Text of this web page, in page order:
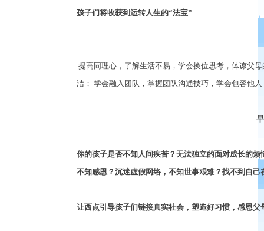
孩子们将收获到运转人生的“法宝”
提高同理心，了解生活不易，学会换位思考，体谅父
洁； 学会融入团队，掌握团队沟通技巧，学会包容他
你的孩子是否不知人间疾苦？无法独立的面对成长的
不知感恩？沉迷虚假网络，不知世事艰难？找不到自己
让西点引导孩子们链接真实社会，塑造好习惯，感恩父